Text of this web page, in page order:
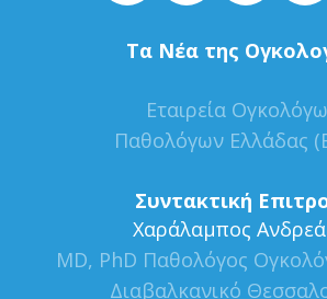
Τα Νέα της
Εταιρεία
Παθολόγων Ελλάδας
Συντακτική
Xαράλαμπος
MD, PhD Παθολόγος
Διαβαλκανικό